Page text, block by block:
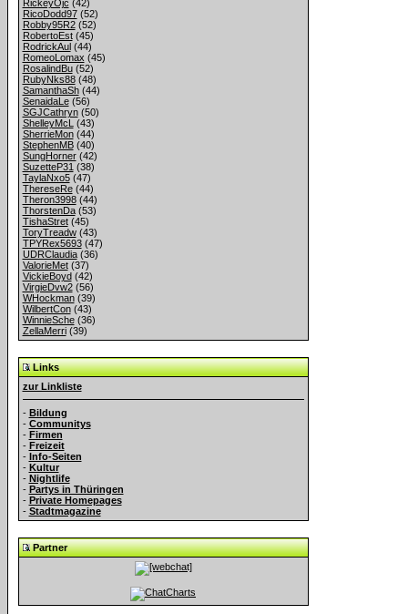
RickeyOjc (42)
RicoDodd97(52)
Robby95R2(52)
RobertoEst(45)
RodrickAul(44)
RomeoLomax (45)
RosalindBu(52)
RubyNks88(48)
SamanthaSh(44)
SenaidaLe(56)
SGJCathryn(50)
ShelleyMcL (43)
SherrieMon(44)
StephenMB(40)
SungHorner(42)
SuzetteP31 (38)
TaylaNxo5(47)
ThereseRe(44)
Theron3998(44)
ThorstenDa(53)
TishaStret(45)
ToryTreadw(43)
TPYRex5693(47)
UDRClaudia(36)
ValorieMet(37)
VickieBoyd(42)
VirgieDvw2(56)
WHockman(39)
WilbertCon(43)
WinnieSche(36)
ZellaMerri(39)
Links
zur Linkliste
- Bildung
- Communitys
- Firmen
- Freizeit
- Info-Seiten
- Kultur
- Nightlife
- Partys in Thüringen
- Private Homepages
- Stadtmagazine
Partner